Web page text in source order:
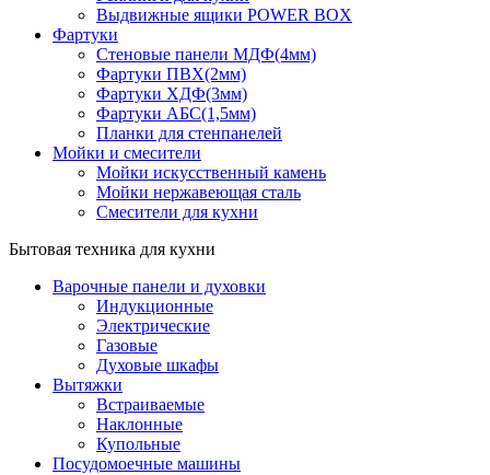
Выдвижные ящики POWER BOX
Фартуки
Стеновые панели МДФ(4мм)
Фартуки ПВХ(2мм)
Фартуки ХДФ(3мм)
Фартуки АБС(1,5мм)
Планки для стенпанелей
Мойки и смесители
Мойки искусственный камень
Мойки нержавеющая сталь
Смесители для кухни
Бытовая техника для кухни
Варочные панели и духовки
Индукционные
Электрические
Газовые
Духовые шкафы
Вытяжки
Встраиваемые
Наклонные
Купольные
Посудомоечные машины